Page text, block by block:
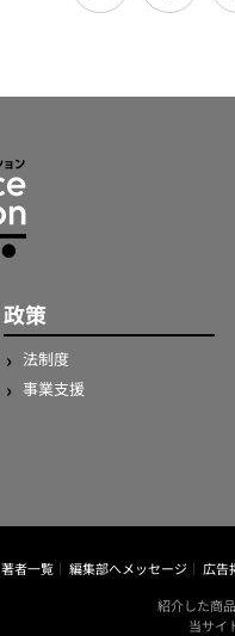
政策
法制度
事業支援
著者一覧 編集部へメッセージ 広告
紹介した商
当サイ